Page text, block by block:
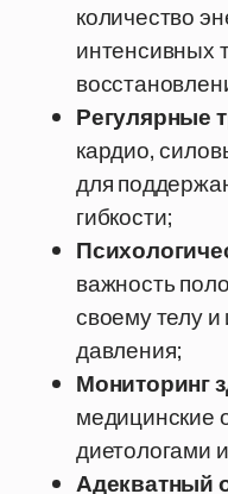
количество
интенсивных
Регулярные
кардио,
для
гибкости;
важность
своему телу
давления;
Мониторинг
медицинские
диетологами
Адекватный